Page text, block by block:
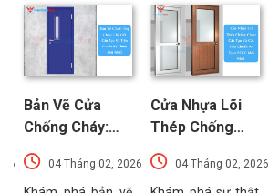
Bản Vẽ Cửa
Chống Cháy:
Chi Tiết Cấu
Tạo Và Tiêu
04 Tháng 02, 2026
Cửa Nhựa Lõi
Thép Chống
Cháy: Cấu Tạo
Và Các Tiêu
04 Tháng 02, 2026